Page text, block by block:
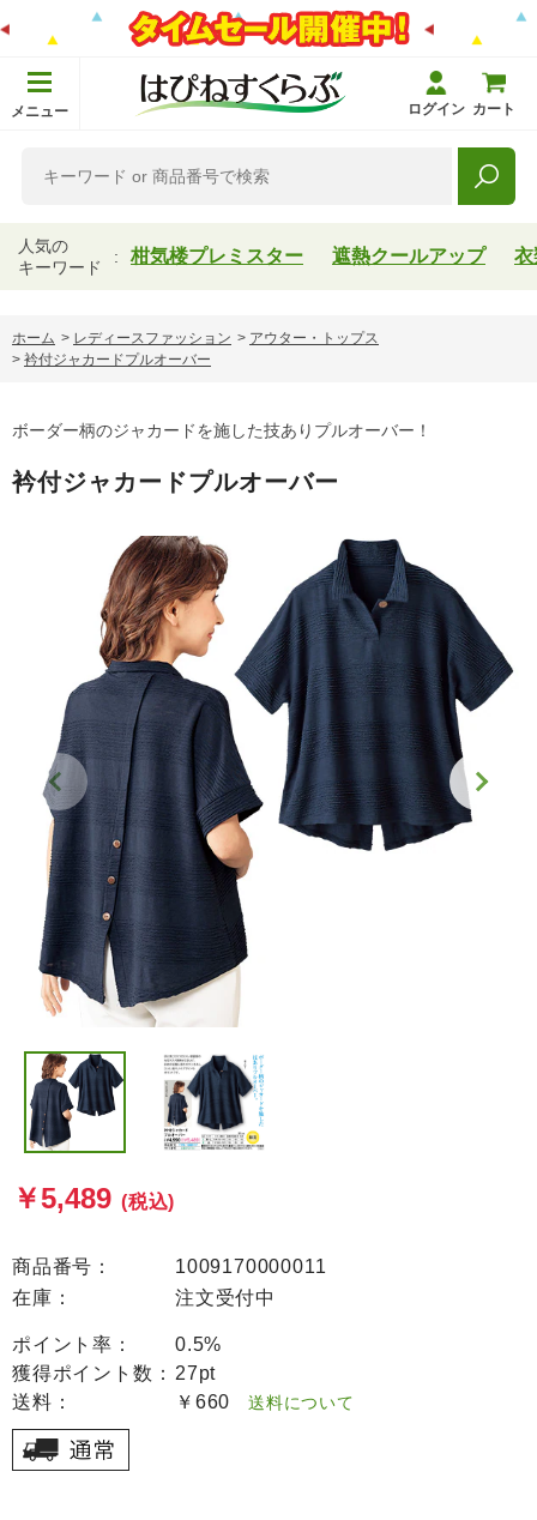
メニュー ログイン カート
人気の
キーワード
柑気楼プレミスター 遮熱クールアップ 衣
ホーム > レディースファッション > アウター・トップス
> 衿付ジャカードプルオーバー
ボーダー柄のジャカードを施した技ありプルオーバー！
衿付ジャカードプルオーバー
￥5,489 (税込)
商品番号：
1009170000011
在庫：
注文受付中
ポイント率：
0.5%
獲得ポイント数： 27pt
送料：
￥660 送料について